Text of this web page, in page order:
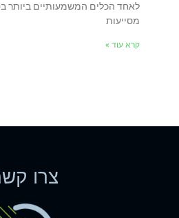
לאחד הכלים המשמעותיים ביותר
מסייעות
קרא עוד »
צרו